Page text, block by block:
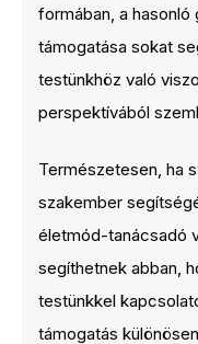
formában, a
támogatása sokat
testünkhöz való
perspektívából
Természetesen, ha
szakember
életmód-tanácsadó
segíthetnek abban,
testünkkel
támogatás